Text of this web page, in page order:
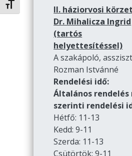
Betűméret váltásaII. háziorvosi körzet
Dr. Mihalicza Ingrid
(tartós
helyettesítéssel)
A szakápoló,
Rozman Istvánné
Rendelési idő:
Általános rendelés
szerinti rendelési
Hétfő: 11-13
Kedd: 9-11
Szerda: 11-13
Csütörtök: 9-11